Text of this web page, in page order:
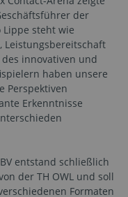
der
Lippe steht wie
Leistungsbereitschaft
innovativen und
haben unsere
Perspektiven
Erkenntnisse
entstand schließlich
der TH OWL und soll
Formaten